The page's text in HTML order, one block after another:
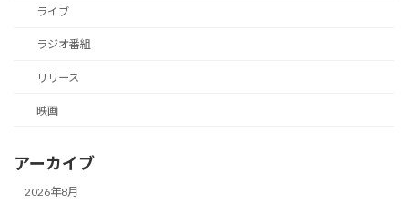
ライブ
ラジオ番組
リリース
映画
アーカイブ
2026年8月